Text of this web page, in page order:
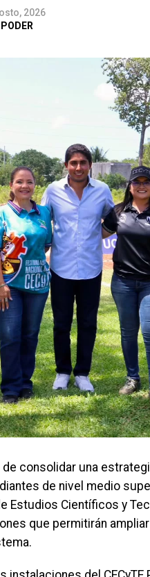
2026
consolidar una
de nivel medio
Estudios Científicos y
que permitirán